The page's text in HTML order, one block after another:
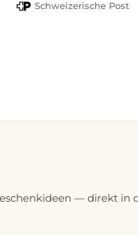
Schweizerische Post
— direkt in